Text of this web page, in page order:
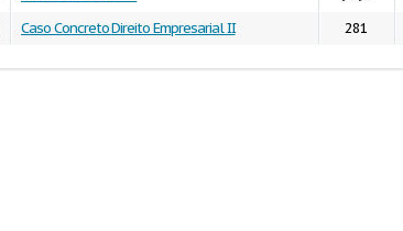
Caso Concreto Direito Empresarial II 281